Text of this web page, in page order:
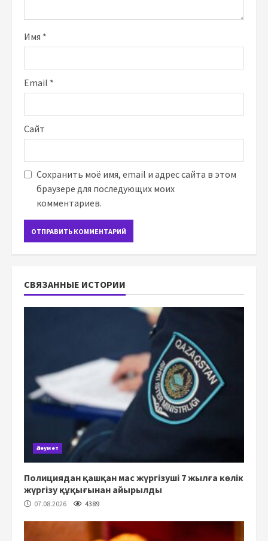
Имя *
Email *
Сайт
Сохранить моё имя, email и адрес сайта в этом
браузере для последующих моих
комментариев.
СВЯЗАННЫЕ ИСТОРИИ
Әлеумет
Полициядан қашқан мас жүргізуші 7 жылға көлік
жүргізу құқығынан айырылды
07.08.2026 4389